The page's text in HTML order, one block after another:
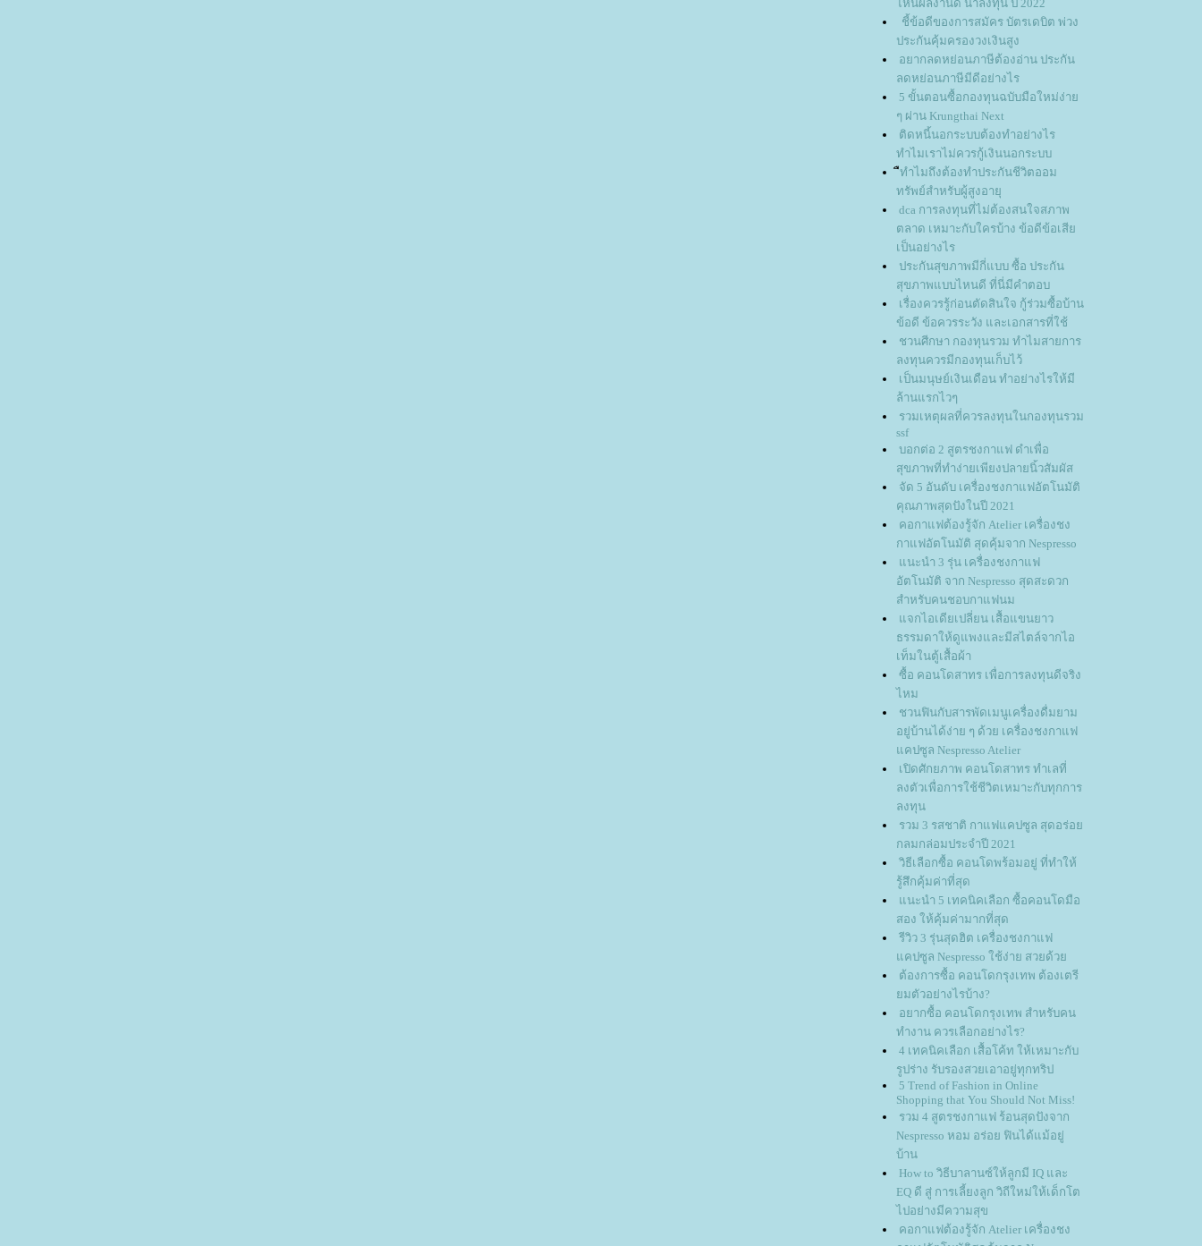
ไหนผลงานดี น่าลงทุน ปี 2022
ชี้ข้อดีของการสมัคร บัตรเดบิต พ่วง
ประกันคุ้มครองวงเงินสูง
อยากลดหย่อนภาษีต้องอ่าน ประกัน
ลดหย่อนภาษีมีดีอย่างไร
5 ขั้นตอนซื้อกองทุนฉบับมือใหม่ง่า
ๆ ผ่าน Krungthai Next
ติดหนี้นอกระบบต้องทำอย่างไร
ทำไมเราไม่ควรกู้เงินนอกระบบ
ืทำไมถึงต้องทำประกันชีวิตออม
ทรัพย์สำหรับผู้สูงอายุ
dca การลงทุนที่ไม่ต้องสนใจสภาพ
ตลาด เหมาะกับใครบ้าง ข้อดีข้อเสี
เป็นอย่างไร
ประกันสุขภาพมีกี่แบบ ซื้อ ประกัน
สุขภาพแบบไหนดี ที่นี่มีคำตอบ
เรื่องควรรู้ก่อนตัดสินใจ กู้ร่วมซื้อบ้าน
ข้อดี ข้อควรระวัง และเอกสารที่ใช้
ชวนศีกษา กองทุนรวม ทำไมสายการ
ลงทุนควรมีกองทุนเก็บไว้
เป็นมนุษย์เงินเดือน ทำอย่างไรให้มี
ล้านแรกไวๆ
รวมเหตุผลที่ควรลงทุนในกองทุนรวม
ssf
บอกต่อ 2 สูตรชงกาแฟ ดำเพื่อ
สุขภาพที่ทำง่ายเพียงปลายนิ้วสัมผัส
จัด 5 อันดับ เครื่องชงกาแฟอัตโนมัติ
คุณภาพสุดปังในปี 2021
คอกาแฟต้องรู้จัก Atelier เครื่องชง
กาแฟอัตโนมัติ สุดคุ้มจาก Nespresso
นะนำ 3 รุ่น เครื่องชงกาแฟ
อัตโนมัติ จาก Nespresso สุดสะดวก
สำหรับคนชอบกาแฟนม
จกไอเดียเปลี่ยน เสื้อแขนยาว
ธรรมดาให้ดูแพงและมีสไตล์จากไอ
เท็มในตู้เสื้อผ้า
ซื้อ คอนโดสาทร เพื่อการลงทุนดีจริง
ไหม
ชวนฟินกับสารพัดเมนูเครื่องดื่มยาม
อยู่บ้านได้ง่าย ๆ ด้วย เครื่องชงกาแฟ
คปซูล Nespresso Atelier
เปิดศักยภาพ คอนโดสาทร ทำเลที่
ลงตัวเพื่อการใช้ชีวิตเหมาะกับทุกการ
ลงทุน
รวม 3 รสชาติ กาแฟแคปซูล สุดอร่อ
กลมกล่อมประจำปี 2021
วิธีเลือกซื้อ คอนโดพร้อมอยู่ ที่ทำให้
รู้สึกคุ้มค่าที่สุด
นะนำ 5 เทคนิคเลือก ซื้อคอนโดมือ
สอง ให้คุ้มค่ามากที่สุด
รีวิว 3 รุ่นสุดฮิต เครื่องชงกาแฟ
คปซูล Nespresso ใช้ง่าย สวยด้ว
ต้องการซื้อ คอนโดกรุงเทพ ต้องเตรี
มตัวอย่างไรบ้าง?
อยากซื้อ คอนโดกรุงเทพ สำหรับคน
ทำงาน ควรเลือกอย่างไร?
4 เทคนิคเลือก เสื้อโค้ท ให้เหมาะกับ
รูปร่าง รับรองสวยเอาอยู่ทุกทริป
5 Trend of Fashion in Online
Shopping that You Should Not Miss!
รวม 4 สูตรชงกาแฟ ร้อนสุดปังจาก
Nespresso หอม อร่อย ฟินได้แม้อยู่
บ้าน
How to วิธีบาลานซ์ให้ลูกมี IQ และ
EQ ดี สู่ การเลี้ยงลูก วิถีใหม่ให้เด็กโต
ไปอย่างมีความสุข
คอกาแฟต้องรู้จัก Atelier เครื่องชง